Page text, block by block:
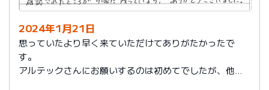
2024年1月21日
思っていたより早く来ていただけてありがたかったで
す。
アルテックさんにお願いするのは初めてでしたが、他に